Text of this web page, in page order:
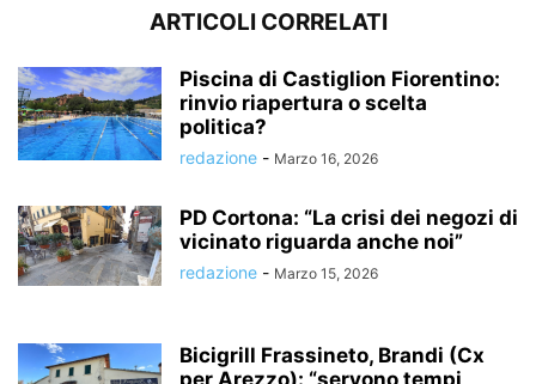
ARTICOLI CORRELATI
Piscina di Castiglion Fiorentino:
rinvio riapertura o scelta
politica?
redazione - Marzo 16, 2026
PD Cortona: “La crisi dei negozi di
vicinato riguarda anche noi”
redazione - Marzo 15, 2026
Bicigrill Frassineto, Brandi (Cx
per Arezzo): “servono tempi